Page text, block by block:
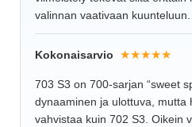
valinnan vaativaan kuunteluun.
Kokonaisarvio ★★★★★
703 S3 on 700-sarjan “sweet
dynaaminen ja ulottuva, mutta
vahvistaa kuin 702 S3. Oikein